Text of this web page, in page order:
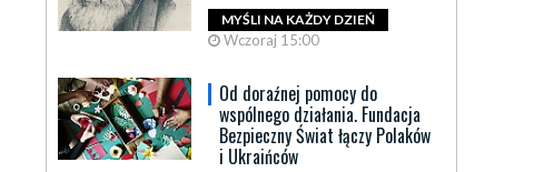
MYŚLI NA KAŻDY DZIEŃ
Wczoraj 15:00
Od doraźnej pomocy do
wspólnego działania. Fundacja
Bezpieczny Świat łączy Polaków
i Ukraińców